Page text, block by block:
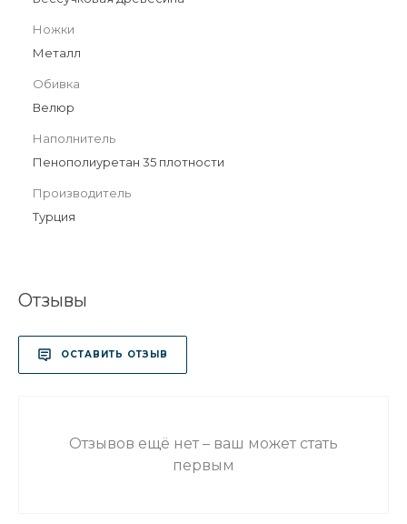
Ножки
Металл
Обивка
Велюр
Наполнитель
Пенополиуретан 35 плотности
Производитель
Турция
Отзывы
ОСТАВИТЬ ОТЗЫВ
Отзывов ещё нет – ваш может стать
первым